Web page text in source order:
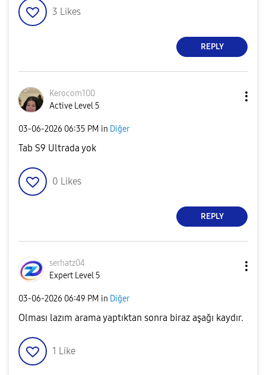
3 Likes
REPLY
Kerocom100
Active Level 5
‎03-06-2026 06:35 PM in Diğer
Tab S9 Ultrada yok
0 Likes
REPLY
serhatz04
Expert Level 5
‎03-06-2026 06:49 PM in Diğer
Olması lazım arama yaptıktan sonra biraz aşağı kaydır.
1 Like